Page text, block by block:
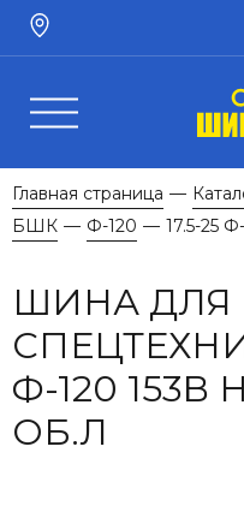
Главная страница —
БШК — Ф-120 — 17.5-25
ШИНА ДЛЯ
Ф-120 153B
ОБ.Л